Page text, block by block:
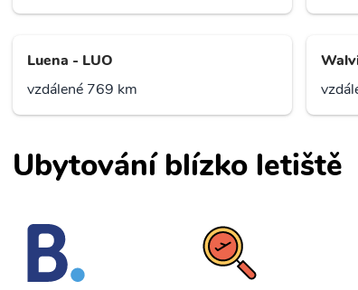
Luena - LUO
vzdálené 769 km
Ubytování blízko letiště